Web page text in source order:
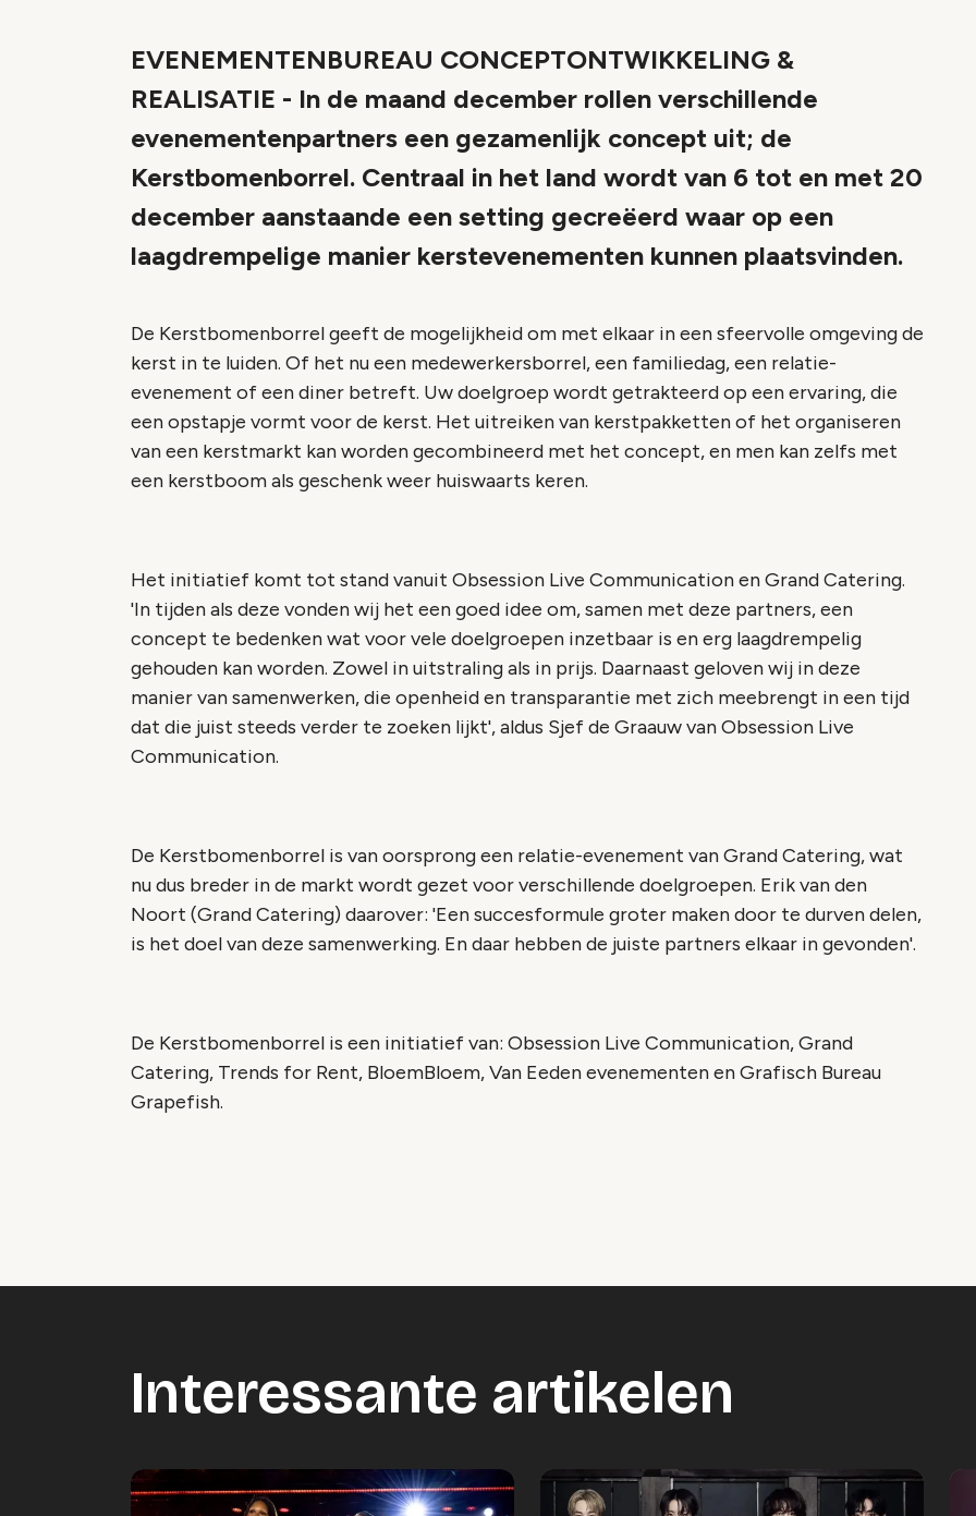
EVENEMENTENBUREAU CONCEPTONTWIKKELING &
REALISATIE - In de maand december rollen verschillende
evenementenpartners een gezamenlijk concept uit; de
Kerstbomenborrel. Centraal in het land wordt van 6 tot en met 20
december aanstaande een setting gecreëerd waar op een
laagdrempelige manier kerstevenementen kunnen plaatsvinden.
De Kerstbomenborrel geeft de mogelijkheid om met elkaar in een sfeervolle omgeving de
kerst in te luiden. Of het nu een medewerkersborrel, een familiedag, een relatie-
evenement of een diner betreft. Uw doelgroep wordt getrakteerd op een ervaring, die
een opstapje vormt voor de kerst. Het uitreiken van kerstpakketten of het organiseren
van een kerstmarkt kan worden gecombineerd met het concept, en men kan zelfs met
een kerstboom als geschenk weer huiswaarts keren.
Het initiatief komt tot stand vanuit Obsession Live Communication en Grand Catering.
'In tijden als deze vonden wij het een goed idee om, samen met deze partners, een
concept te bedenken wat voor vele doelgroepen inzetbaar is en erg laagdrempelig
gehouden kan worden. Zowel in uitstraling als in prijs. Daarnaast geloven wij in deze
manier van samenwerken, die openheid en transparantie met zich meebrengt in een tijd
dat die juist steeds verder te zoeken lijkt', aldus Sjef de Graauw van Obsession Live
Communication.
De Kerstbomenborrel is van oorsprong een relatie-evenement van Grand Catering, wat
nu dus breder in de markt wordt gezet voor verschillende doelgroepen. Erik van den
Noort (Grand Catering) daarover: 'Een succesformule groter maken door te durven delen,
is het doel van deze samenwerking. En daar hebben de juiste partners elkaar in gevonden'.
De Kerstbomenborrel is een initiatief van: Obsession Live Communication, Grand
Catering, Trends for Rent, BloemBloem, Van Eeden evenementen en Grafisch Bureau
Grapefish.
Interessante artikelen